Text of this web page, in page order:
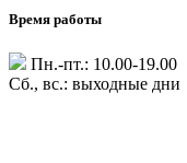
Время работы
Пн.-пт.: 10.00-19.00
Сб., вс.: выходные дни